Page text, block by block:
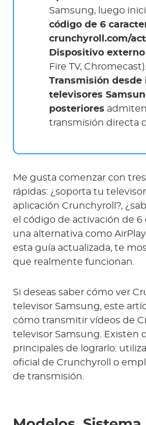
Samsung, luego
código de 6
crunchyroll.com/
Dispositivo externo
Fire TV, Chromecast).
Transmisión desde
televisores
posteriores
transmisión directa
Me gusta comenzar con
rápidas: ¿soporta tu
aplicación Crunchyroll?,
el código de activación de 6
una alternativa como
esta guía actualizada, te
que realmente funcionan.
Si deseas saber cómo ver
televisor Samsung, este
cómo transmitir vídeos de
televisor Samsung. Existen
principales de lograrlo:
oficial de Crunchyroll o
de transmisión.